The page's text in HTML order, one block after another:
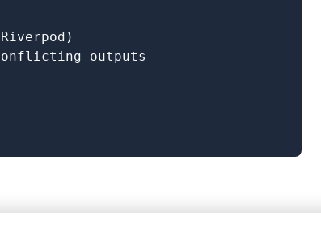
outputs